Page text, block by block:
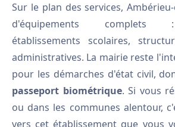
Sur le plan des services,
d'équipements complets
établissements scolaires,
administratives. La mairie reste
pour les démarches d'état civil,
passeport biométrique. Si vous
ou dans les communes alentour,
vers cet établissement que vous